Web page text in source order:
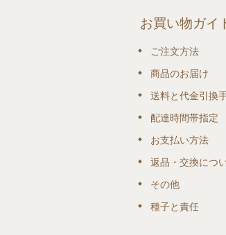
お買い物ガイ
ご注文方法
商品のお届け
送料と代金引換
配達時間帯指定
お支払い方法
返品・交換につ
その他
種子と責任